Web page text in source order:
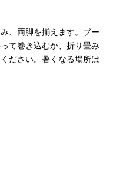
、両脚を揃えます。ブー
て巻き込むか、折り畳み
ださい。暑くなる場所は